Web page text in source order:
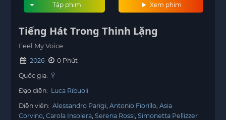
Xem phim
Tập phim
Tiếng Hát Trong Thinh Lặng
Feel My Voice
2026
0 Phút
Quốc gia: Ý
Đạo diễn: Luca Ribuoli
Diễn viên: Alessandro Parigi Antonio Fiorillo Asia
Corvino Carola Insolera Serena Rossi Simonetta Pellizzer